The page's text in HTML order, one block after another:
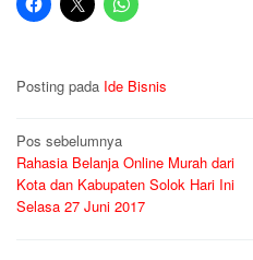
Posting pada Ide Bisnis
Navigasi
pos
Pos sebelumnya
Rahasia Belanja Online Murah dari
Kota dan Kabupaten Solok Hari Ini
Selasa 27 Juni 2017